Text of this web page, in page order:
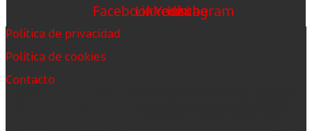
FacebookLinkedin
Youtube
Instagram
Política de privacidad
Política de cookies
Contacto